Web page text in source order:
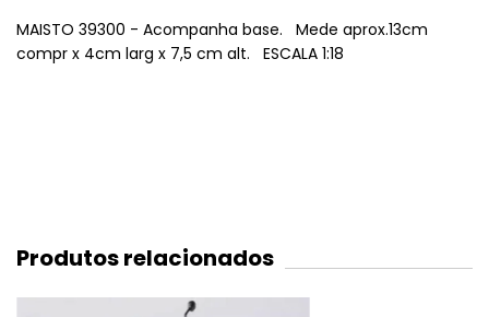
MAISTO 39300 - Acompanha base. Mede aprox.13cm
compr x 4cm larg x 7,5 cm alt. ESCALA 1:18
Produtos relacionados